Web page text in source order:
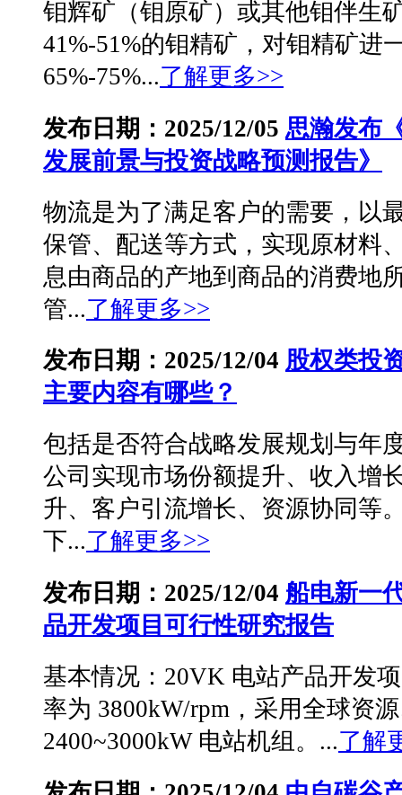
钼辉矿（钼原矿）或其他钼伴生
41%-51%的钼精矿，对钼精矿进
65%-75%...了解更多>>
发布日期：2025/12/05 思瀚发布
发展前景与投资战略预测报告》
物流是为了满足客户的需要，以
保管、配送等方式，实现原材料
息由商品的产地到商品的消费地
管...了解更多>>
发布日期：2025/12/04 股权类投
主要内容有哪些？
包括是否符合战略发展规划与年
公司实现市场份额提升、收入增
升、客户引流增长、资源协同等
下...了解更多>>
发布日期：2025/12/04 船电新一
品开发项目可行性研究报告
基本情况：20VK 电站产品开发
率为 3800kW/rpm，采用全球资
2400~3000kW 电站机组。...了解